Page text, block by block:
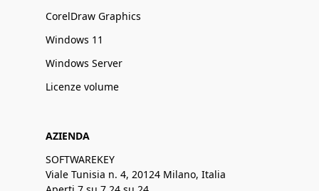
CorelDraw Graphics
Windows 11
Windows Server
Licenze volume
AZIENDA
SOFTWAREKEY
Viale Tunisia n. 4, 20124 Milano, Italia